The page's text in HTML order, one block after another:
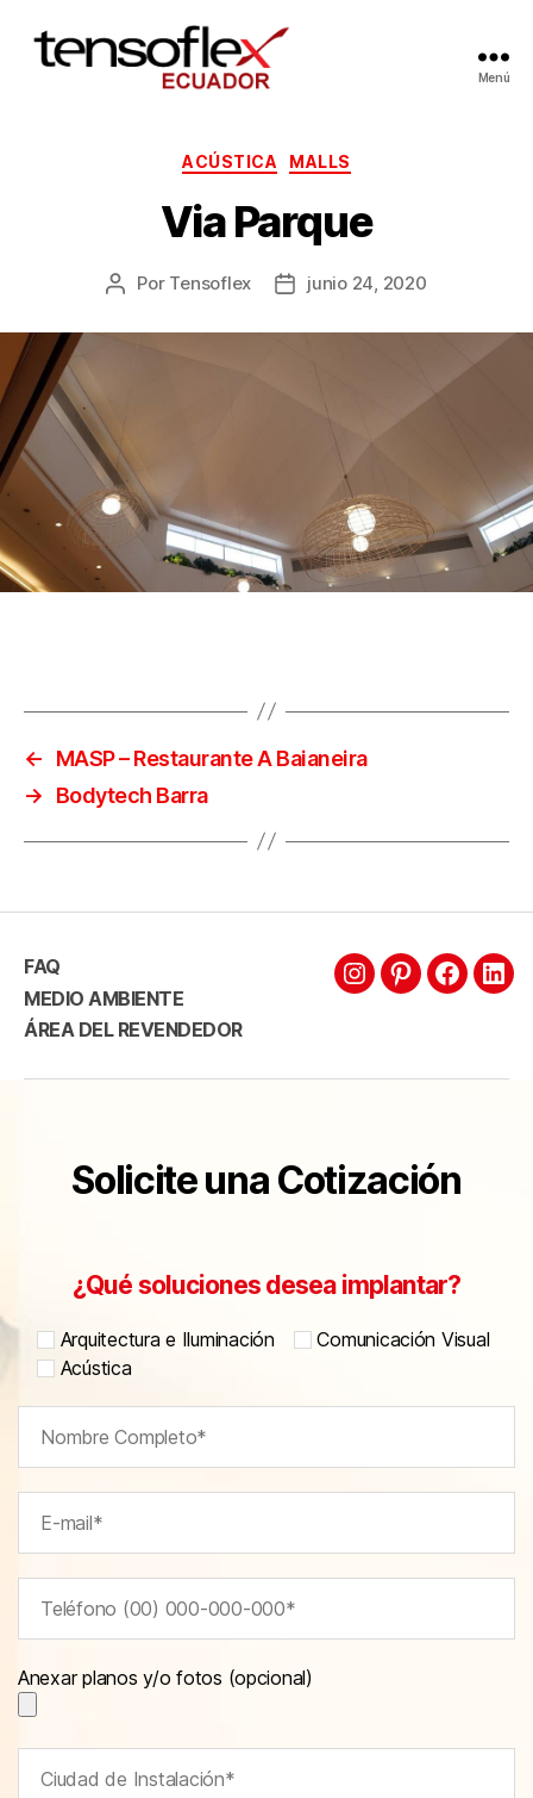
Menú
ACÚSTICA MALLS
Via Parque
Por Tensoflex junio 24, 2020
←
MASP – Restaurante A Baianeira
→
Bodytech Barra
FAQ
MEDIO AMBIENTE
ÁREA DEL REVENDEDOR
Solicite una Cotización
¿Qué soluciones desea implantar?
Arquitectura e Iluminación
Comunicación Visual
Acústica
Anexar planos y/o fotos (opcional)